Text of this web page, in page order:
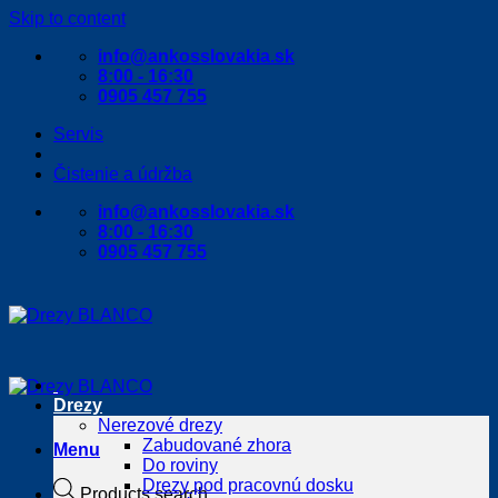
Skip to content
info@ankosslovakia.sk
8:00 - 16:30
0905 457 755
Servis
Čistenie a údržba
info@ankosslovakia.sk
8:00 - 16:30
0905 457 755
Menu
Products search
Drezy
Nerezové drezy
Zabudované zhora
Do roviny
Drezy pod pracovnú dosku